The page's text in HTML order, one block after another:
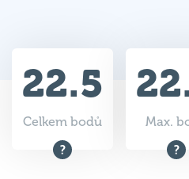
22.5
Celkem bodů Max.